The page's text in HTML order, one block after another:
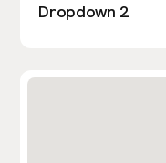
Dropdown 2